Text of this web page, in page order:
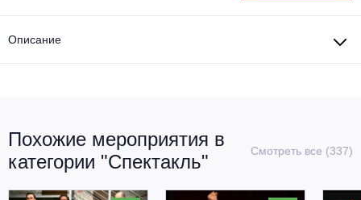
Описание
Похожие мероприятия в
категории "Спектакль"
Смотреть все (337)